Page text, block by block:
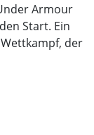
Armour
Start. Ein
der